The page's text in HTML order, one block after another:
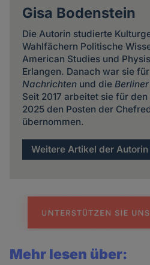
Gisa Bodenstein
Die Autorin studierte
Wahlfächern Politische
American Studies und
Erlangen. Danach war sie
Nachrichtenund die
Seit 2017 arbeitet sie für den
2025 den Posten der
übernommen.
Weitere Artikel der Autorin
Mehr lesen über: